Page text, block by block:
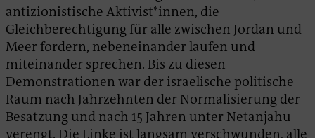
antizionistische Aktivist*innen, die
Gleichberechtigung für alle zwischen Jordan und
Meer fordern, nebeneinander laufen und
miteinander sprechen. Bis zu diesen
Demonstrationen war der israelische politische
Raum nach Jahrzehnten der Normalisierung der
Besatzung und nach 15 Jahren unter Netanjahu
verengt. Die Linke ist langsam verschwunden, alle